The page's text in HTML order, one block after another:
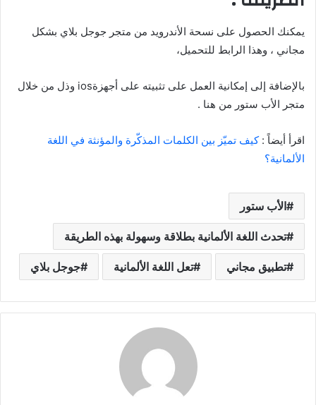
يمكنك الحصول على نسحة الأندرويد من متجر جوجل بلاي بشكل
مجاني ، وهذا الرابط للتحميل،
بالإضافة إلى إمكانية العمل على تثبيته على أجهزةios وذل من خلال
متجر الأب ستور من هنا .
اقرأ أيضاً :كيف تميّز بين الكلمات المذكّرة والمؤنثة في اللغة
الألمانية؟
الأب ستور
تحدث اللغة الألمانية بطلاقة وسهولة بهذه الطريقة
تطبيق مجاني تعل اللغة الألمانية جوجل بلاي